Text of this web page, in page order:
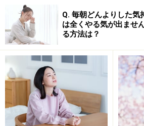
と、自分の方が被害者であるように
こうした操作にはまり、被害者が
と、加害者の支配から抜け出すこ
す。しかも、加害者は「ダメなあ
られるのは、自分くらいなもの」
者であるかのように思わせたり、
と「恩知らず！」などと罪悪感を
しい態度やへりくだった態度に変
Q. 毎朝どんよりした気
は全くやる気が出ませ
る方法は？